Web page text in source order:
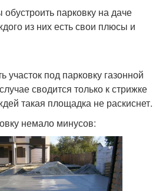
парковку на даче
из них есть свои плюсы и
участок под парковку газонной
сводится только к стрижке
такая площадка не раскиснет.
немало минусов: